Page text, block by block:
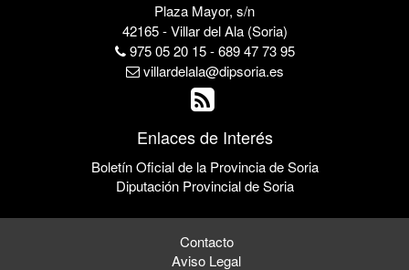
Plaza Mayor, s/n
42165 - Villar del Ala (Soria)
975 05 20 15 - 689 47 73 95
villardelala@dipsoria.es
Enlaces de Interés
Boletín Oficial de la Provincia de Soria
Diputación Provincial de Soria
Contacto
Aviso Legal